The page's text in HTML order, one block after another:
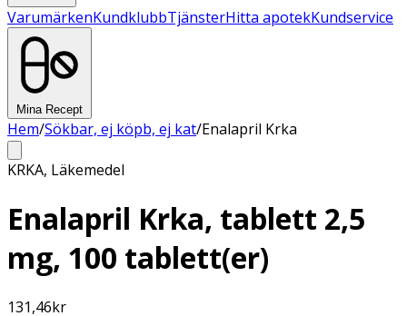
VarumärkenKundklubbTjänsterHitta apotekKundservice
Mina Recept
Hem/Sökbar, ej köpb, ej kat/Enalapril Krka
KRKA, Läkemedel
Enalapril Krka, tablett 2,5
mg, 100 tablett(er)
131,46kr